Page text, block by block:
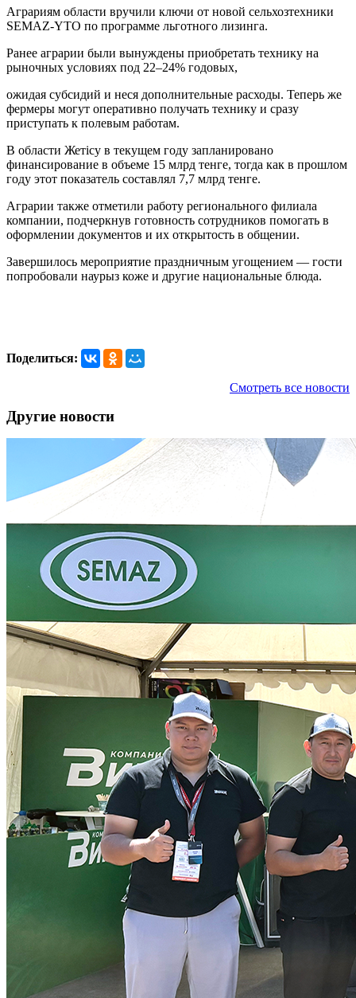
Аграриям области вручили ключи от новой сельхозтехники
SEMAZ-YTO по программе льготного лизинга.
Ранее аграрии были вынуждены приобретать технику на
рыночных условиях под 22–24% годовых,
ожидая субсидий и неся дополнительные расходы. Теперь же
фермеры могут оперативно получать технику и сразу
приступать к полевым работам.
В области Жетісу в текущем году запланировано
финансирование в объеме 15 млрд тенге, тогда как в прошлом
году этот показатель составлял 7,7 млрд тенге.
Аграрии также отметили работу регионального филиала
компании, подчеркнув готовность сотрудников помогать в
оформлении документов и их открытость в общении.
Завершилось мероприятие праздничным угощением — гости
попробовали наурыз коже и другие национальные блюда.
Поделиться:
Смотреть все новости
Другие новости